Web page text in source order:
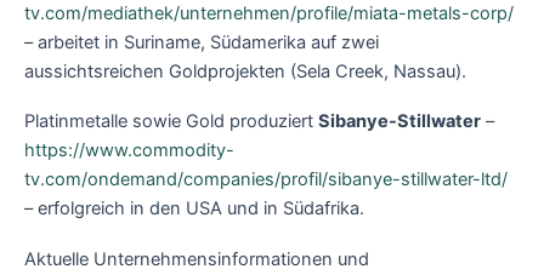
tv.com/mediathek/unternehmen/profile/miata-metals-corp/
– arbeitet in Suriname, Südamerika auf zwei
aussichtsreichen Goldprojekten (Sela Creek, Nassau).
Platinmetalle sowie Gold produziert Sibanye-Stillwater –
https://www.commodity-
tv.com/ondemand/companies/profil/sibanye-stillwater-ltd/
– erfolgreich in den USA und in Südafrika.
Aktuelle Unternehmensinformationen und